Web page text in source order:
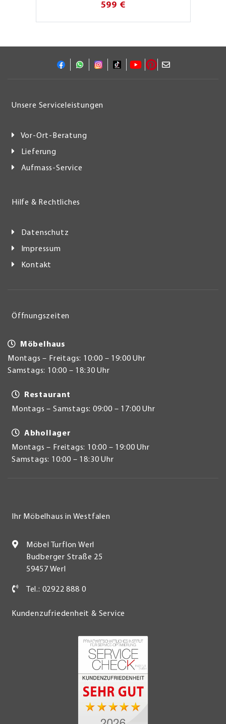
599 €
Unsere Serviceleistungen
Vor-Ort-Beratung
Lieferung
Aufmass-Service
Hilfe & Rechtliches
Datenschutz
Impressum
Kontakt
Öffnungszeiten
Möbelhaus
Montags – Freitags: 10:00 – 19:00 Uhr
Samstags: 10:00 – 18:30 Uhr
Restaurant
Montags – Samstags: 09:00 – 17:00 Uhr
Abhollager
Montags – Freitags: 10:00 – 19:00 Uhr
Samstags: 10:00 – 18:30 Uhr
Ihr Möbelhaus in Westfalen
Möbel Turflon Werl
Budberger Straße 25
59457 Werl
Tel.: 02922 888 0
Kundenzufriedenheit & Service